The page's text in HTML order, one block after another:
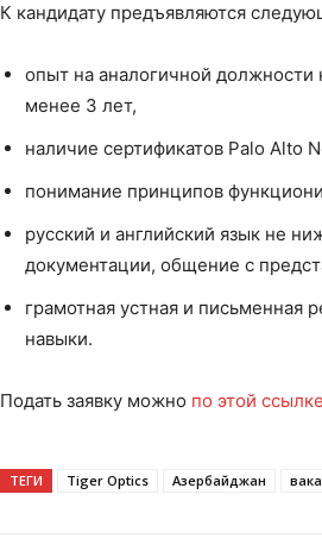
К кандидату предъявляются
опыт на аналогичной должности
менее 3 лет,
наличие сертификатов Palo Alto
понимание принципов
русский и английский язык не
документации, общение с
грамотная устная и письменная
навыки.
Подать заявку можно по этой ссылке
ТЕГИ Tiger Optics Азербайджан